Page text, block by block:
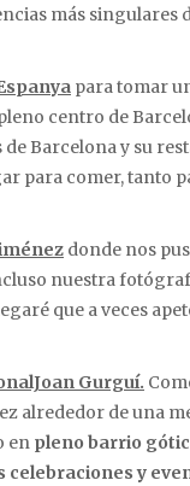
más singulares
para tomar
centro de
de Barcelona y su
para comer, tanto
donde nos
nuestra
que a veces
Gurguí.
alrededor de una
en pleno barrio
celebraciones y